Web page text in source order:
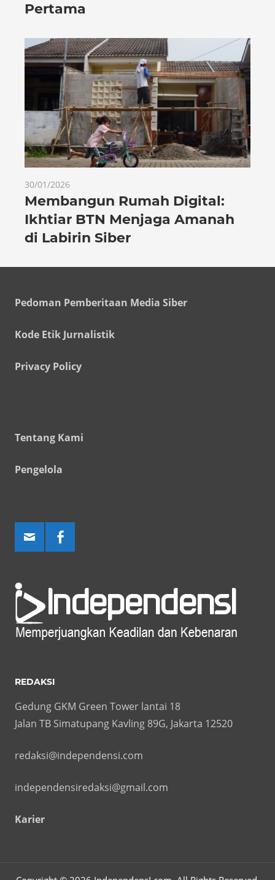
Pertama
30/01/2026
Membangun Rumah Digital:
Ikhtiar BTN Menjaga Amanah
di Labirin Siber
Pedoman Pemberitaan Media Siber
Kode Etik Jurnalistik
Privacy Policy
Tentang Kami
Pengelola
REDAKSI
Gedung GKM Green Tower lantai 18
Jalan TB Simatupang Kavling 89G, Jakarta 12520
redaksi@independensi.com
independensiredaksi@gmail.com
Karier